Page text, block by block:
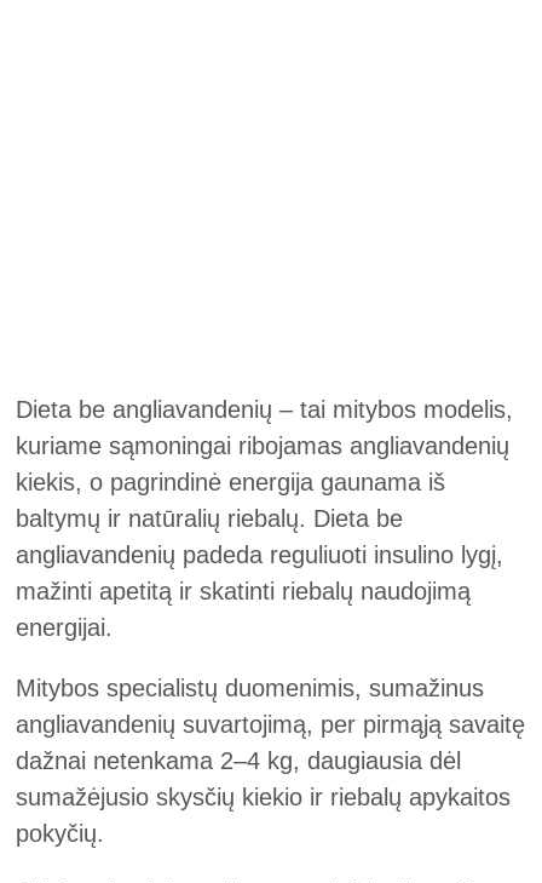
Dieta be angliavandenių – tai mitybos modelis,
kuriame sąmoningai ribojamas angliavandenių
kiekis, o pagrindinė energija gaunama iš
baltymų ir natūralių riebalų. Dieta be
angliavandenių padeda reguliuoti insulino lygį,
mažinti apetitą ir skatinti riebalų naudojimą
energijai.
Mitybos specialistų duomenimis, sumažinus
angliavandenių suvartojimą, per pirmąją savaitę
dažnai netenkama 2–4 kg, daugiausia dėl
sumažėjusio skysčių kiekio ir riebalų apykaitos
pokyčių.